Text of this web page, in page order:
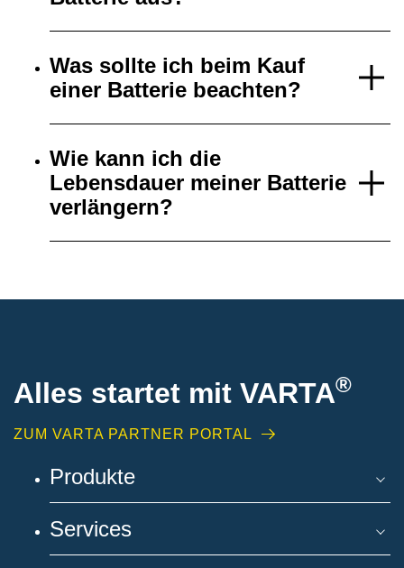
Was sollte ich beim Kauf
einer Batterie beachten?
Wie kann ich die
Lebensdauer meiner Batterie
verlängern?
Alles startet mit VARTA®
ZUM VARTA PARTNER PORTAL
Produkte
Services